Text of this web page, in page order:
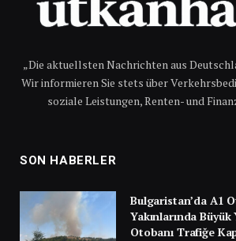
„Die aktuellsten Nachrichten aus
Wir informieren Sie stets über
soziale Leistungen, Renten- und
SON HABERLER
Bulgaristan’da A1
Yakınlarında Büyük
Otobanı Trafiğe